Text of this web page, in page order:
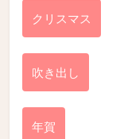
クリスマス
吹き出し
年賀